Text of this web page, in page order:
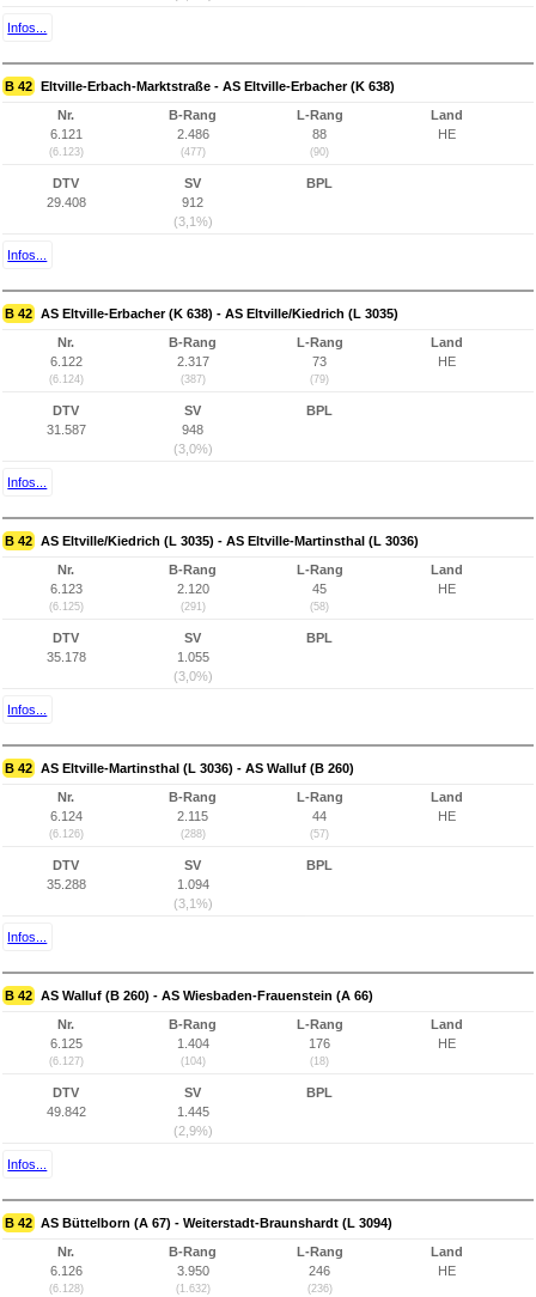
Infos...
B 42 Eltville-Erbach-Marktstraße - AS Eltville-Erbacher (K 638)
Nr.
6.121
(6.123)
B-Rang
2.486
(477)
L-Rang
88
(90)
Land
HE
DTV
29.408
SV
912
(3,1%)
BPL
Infos...
B 42 AS Eltville-Erbacher (K 638) - AS Eltville/Kiedrich (L 3035)
Nr.
6.122
(6.124)
B-Rang
2.317
(387)
L-Rang
73
(79)
Land
HE
DTV
31.587
SV
948
(3,0%)
BPL
Infos...
B 42 AS Eltville/Kiedrich (L 3035) - AS Eltville-Martinsthal (L 3036)
Nr.
6.123
(6.125)
B-Rang
2.120
(291)
L-Rang
45
(58)
Land
HE
DTV
35.178
SV
1.055
(3,0%)
BPL
Infos...
B 42 AS Eltville-Martinsthal (L 3036) - AS Walluf (B 260)
Nr.
6.124
(6.126)
B-Rang
2.115
(288)
L-Rang
44
(57)
Land
HE
DTV
35.288
SV
1.094
(3,1%)
BPL
Infos...
B 42 AS Walluf (B 260) - AS Wiesbaden-Frauenstein (A 66)
Nr.
6.125
(6.127)
B-Rang
1.404
(104)
L-Rang
176
(18)
Land
HE
DTV
49.842
SV
1.445
(2,9%)
BPL
Infos...
B 42 AS Büttelborn (A 67) - Weiterstadt-Braunshardt (L 3094)
Nr.
6.126
(6.128)
B-Rang
3.950
(1.632)
L-Rang
246
(236)
Land
HE